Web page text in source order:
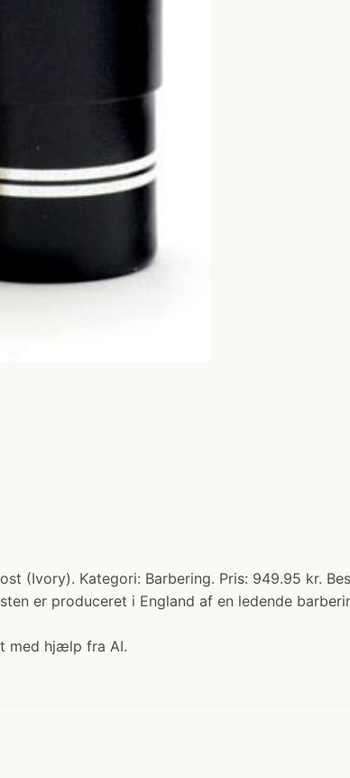
(Ivory). Kategori: Barbering. Pris: 949.95 kr.
er produceret i England af en ledende
med hjælp fra AI.